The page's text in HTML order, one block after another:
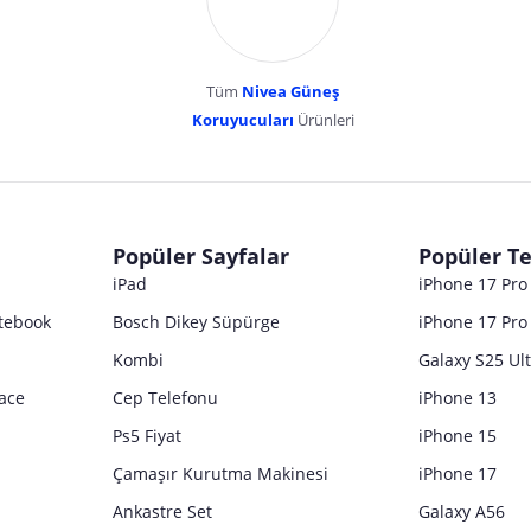
Tüm Nivea Güneş
Koruyucuları Ürünleri
Popüler Sayfalar
iPad
Bosch Dikey Süpürge
Kombi
Cep Telefonu
Ps5 Fiyat
Çamaşır Kurutma Makinesi
Ankastre Set
Popüler
iPhone 17
iPhone 17 Pro
Galaxy S25
iPhone 13
iPhone 15
iPhone 17
Galaxy A56